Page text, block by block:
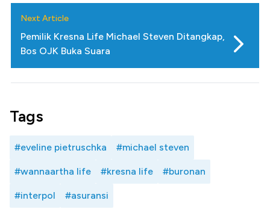
Next Article
Pemilik Kresna Life Michael Steven Ditangkap,
Bos OJK Buka Suara
Tags
#eveline pietruschka #michael steven
#wannaartha life #kresna life #buronan
#interpol #asuransi